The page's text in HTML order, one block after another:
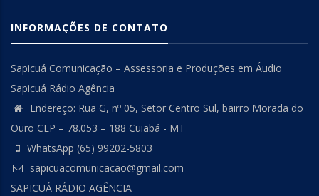
INFORMAÇÕES DE CONTATO
Sapicuá Comunicação – Assessoria e Produções em Áudio
Sapicuá Rádio Agência
Endereço: Rua G, nº 05, Setor Centro Sul, bairro Morada do
Ouro CEP – 78.053 – 188 Cuiabá - MT
WhatsApp (65) 99202-5803
sapicuacomunicacao@gmail.com
SAPICUÁ RÁDIO AGÊNCIA